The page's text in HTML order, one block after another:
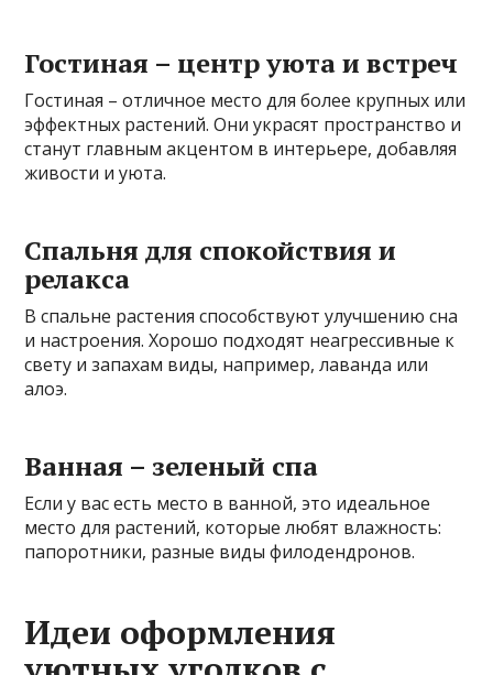
Гостиная – центр уюта и встреч
Гостиная – отличное место для более крупных или
эффектных растений. Они украсят пространство и
станут главным акцентом в интерьере, добавляя
живости и уюта.
Спальня для спокойствия и
релакса
В спальне растения способствуют улучшению сна
и настроения. Хорошо подходят неагрессивные к
свету и запахам виды, например, лаванда или
алоэ.
Ванная – зеленый спа
Если у вас есть место в ванной, это идеальное
место для растений, которые любят влажность:
папоротники, разные виды филодендронов.
Идеи оформления